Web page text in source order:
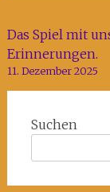
Das Spiel mit
Erinnerungen.
11. Dezember 2025
Suchen